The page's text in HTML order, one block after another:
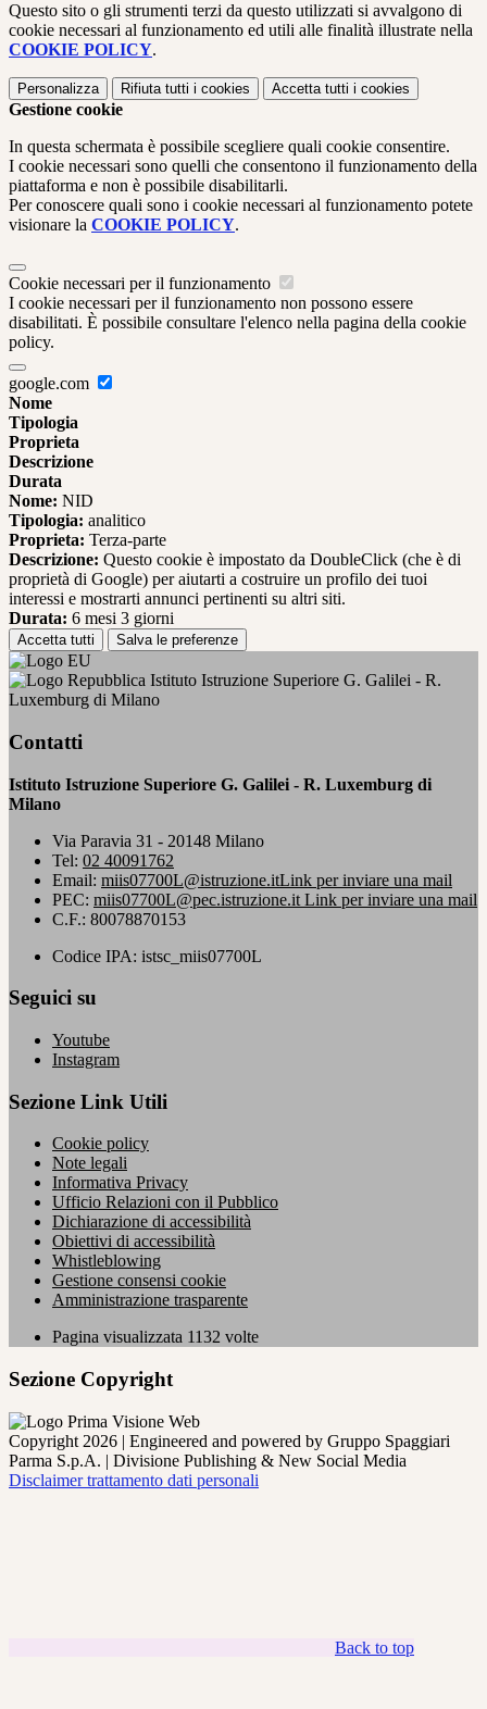
Questo sito o gli strumenti terzi da questo utilizzati si avvalgono di
cookie necessari al funzionamento ed utili alle finalità illustrate nella
COOKIE POLICY.
Personalizza Rifiuta tutti i cookies Accetta tutti i cookies
Gestione cookie
In questa schermata è possibile scegliere quali cookie consentire.
I cookie necessari sono quelli che consentono il funzionamento della
piattaforma e non è possibile disabilitarli.
Per conoscere quali sono i cookie necessari al funzionamento potete
visionare la COOKIE POLICY.
Cookie necessari per il funzionamento
I cookie necessari per il funzionamento non possono essere
disabilitati. È possibile consultare l'elenco nella pagina della cookie
policy.
google.com
Nome
Tipologia
Proprieta
Descrizione
Durata
Nome: NID
Tipologia: analitico
Proprieta: Terza-parte
Descrizione: Questo cookie è impostato da DoubleClick (che è di
proprietà di Google) per aiutarti a costruire un profilo dei tuoi
interessi e mostrarti annunci pertinenti su altri siti.
Durata: 6 mesi 3 giorni
Accetta tutti Salva le preferenze
Istituto Istruzione Superiore G. Galilei - R.
Luxemburg di Milano
Contatti
Istituto Istruzione Superiore G. Galilei - R. Luxemburg di
Milano
Via Paravia 31 - 20148 Milano
Tel: 02 40091762
Email: miis07700L@istruzione.itLink per inviare una mail
PEC: miis07700L@pec.istruzione.it Link per inviare una mail
C.F.: 80078870153
Codice IPA: istsc_miis07700L
Seguici su
Youtube
Instagram
Sezione Link Utili
Cookie policy
Note legali
Informativa Privacy
Ufficio Relazioni con il Pubblico
Dichiarazione di accessibilità
Obiettivi di accessibilità
Whistleblowing
Gestione consensi cookie
Amministrazione trasparente
Pagina visualizzata 1132 volte
Sezione Copyright
Copyright 2026 | Engineered and powered by Gruppo Spaggiari
Parma S.p.A. | Divisione Publishing & New Social Media
Disclaimer trattamento dati personali
Back to top